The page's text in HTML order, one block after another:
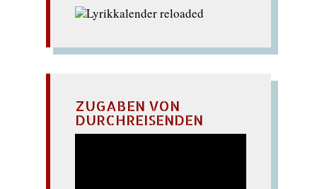
ZUGABEN VON
DURCHREISENDEN